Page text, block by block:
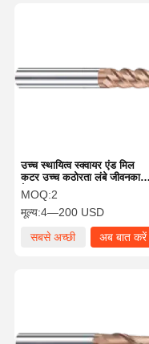
उच्च स्थायित्व स्क्वायर एंड मिल
कटर उच्च कठोरता लंबे जीवनकाल
के साथ
MOQ:2
मूल्य:4—200 USD
सबसे अच्छी
अब बात करें